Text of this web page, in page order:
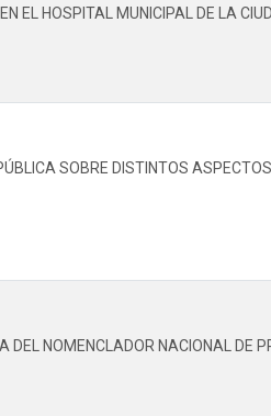
EL HOSPITAL MUNICIPAL DE LA
SOBRE DISTINTOS
NOMENCLADOR NACIONAL DE